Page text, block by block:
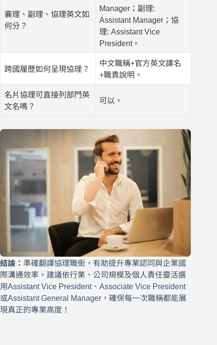
襄理、副理、協理英文如
何分？
Manager；副理:
Assistant Manager；協
理: Assistant Vice
President。
跨國履歷如何呈現協理？
中文職稱+官方英文譯名
+職責說明。
名片協理可直接列部門英
文名嗎？
可以。
結論： 準確翻譯協理職銜，有助提升專業認同與企業國
際溝通效率。建議依行業、公司規模及個人責任靈活選
用Assistant Vice President、Associate Vice President
或Assistant General Manager，確保每一次職稱都能展
現真正的專業高度！